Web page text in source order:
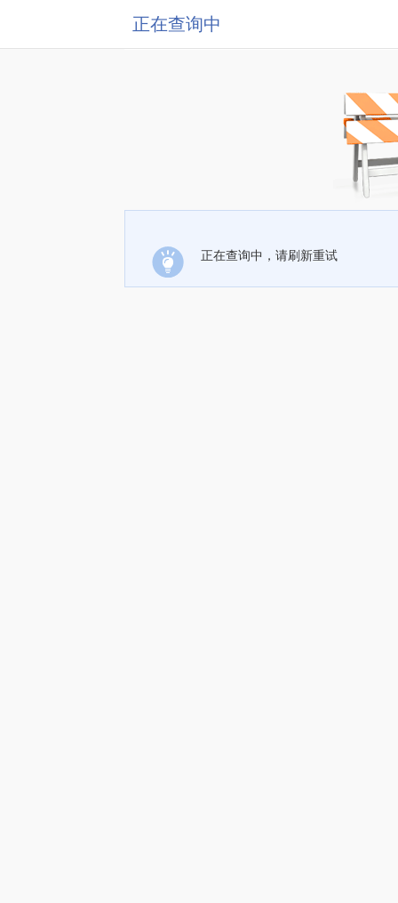
正在查询中
正在查询中，请刷新重试